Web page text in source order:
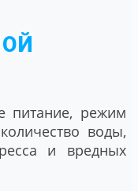
питание, режим
воды,
и вредных